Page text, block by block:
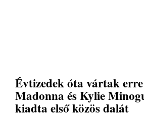
Évtizedek óta vártak
Madonna és Kylie
kiadta első közös dalát